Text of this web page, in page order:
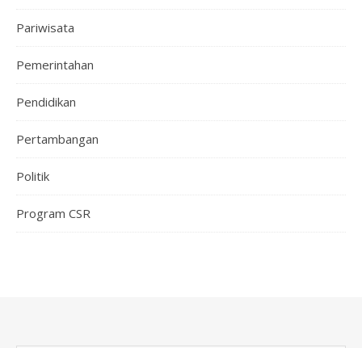
Pariwisata
Pemerintahan
Pendidikan
Pertambangan
Politik
Program CSR